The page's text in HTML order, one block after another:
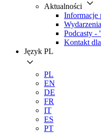
Aktualności
Informacje
Podcasty -
Kontakt
Język PL
PL
EN
DE
FR
IT
ES
PT